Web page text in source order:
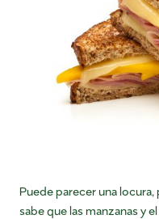
Puede parecer una
sabe que las manzanas y